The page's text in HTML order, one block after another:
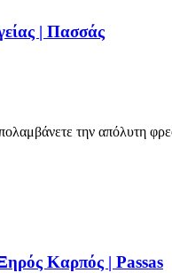
| Πασσάς
την απόλυτη
Καρπός | Passas